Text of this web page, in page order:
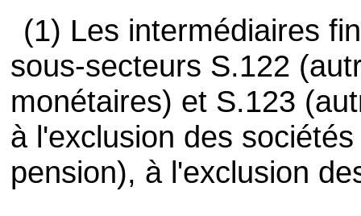
(1) Les intermédiaires
sous-secteurs S.122
monétaires) et S.123
à l'exclusion des
pension), à l'exclusion